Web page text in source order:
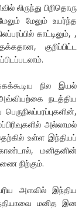
லிருந்து பிறிதொரு
மேலும் உயர்ந்த
காட்டிலும், ,
குறிப்பிட்ட
நில இயல்
நடத்திய
அல்லாமல்
உள்ள இந்தியப்
மனிதனின்
நிற்கும்.
அளவில் இந்திய
மனித இன